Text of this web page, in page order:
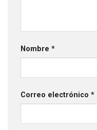
Nombre *
Correo electrónico *